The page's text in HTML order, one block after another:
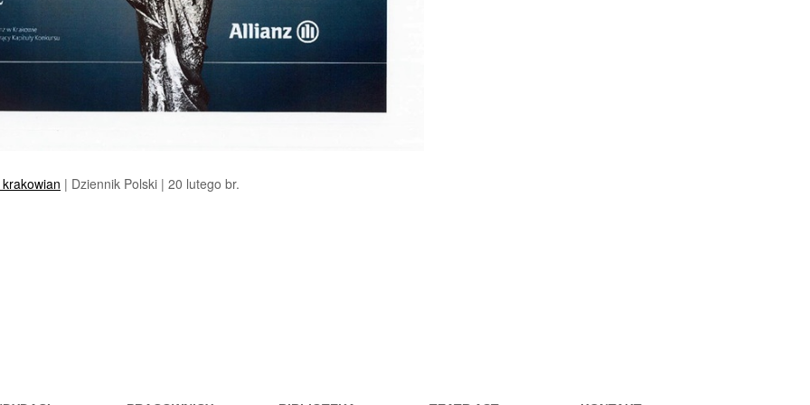
| Dziennik Polski | 20 lutego br.